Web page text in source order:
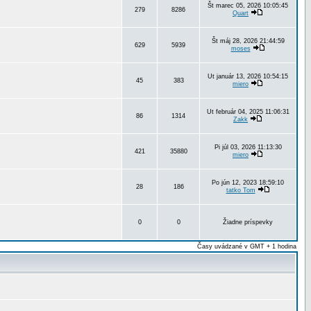
279 8286
Št marec 05, 2026 10:05:45
Quart
629 5939
Št máj 28, 2026 21:44:59
moses
45 383
Ut január 13, 2026 10:54:15
miero
86 1314
Ut február 04, 2025 11:06:31
Zakk
421 35880
Pi júl 03, 2026 11:13:30
miero
28 186
Po jún 12, 2023 18:59:10
tatko Tom
0 0 Žiadne príspevky
Časy uvádzané v GMT + 1 hodina